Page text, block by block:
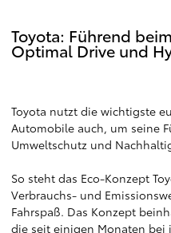
Toyota: Führend
Optimal Drive und
Toyota nutzt die wichtigste
Automobile auch, um seine
Umweltschutz und
So steht das Eco-Konzept
Verbrauchs- und
Fahrspaß. Das Konzept
die seit einigen Monaten bei